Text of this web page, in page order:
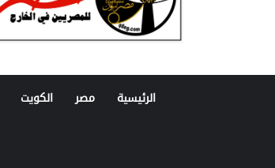
الرئيسية مصر الكويت